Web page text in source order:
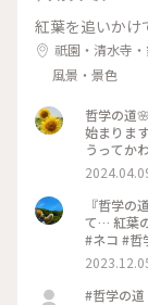
紅葉を追いかけ
祇園・清水寺
風景・景色
哲学の道
始まりま
うってか
ているの
で霊鑑寺
哲学の道
『哲学の
て… 紅葉の
#ネコ #哲
京都紅葉
りっぷ京
#哲学の道